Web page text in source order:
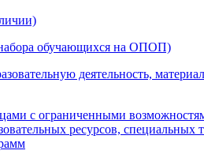
набора обучающихся на ОПОП)
деятельность,
с ограниченными
ресурсов, специальных